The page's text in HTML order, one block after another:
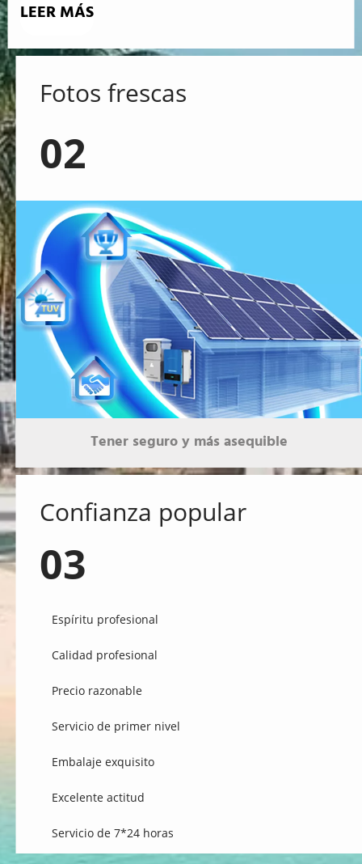
LEER MÁS
Fotos frescas
02
Tener seguro y más asequible
Confianza popular
03
Espíritu profesional
Calidad profesional
Precio razonable
Servicio de primer nivel
Embalaje exquisito
Excelente actitud
Servicio de 7*24 horas